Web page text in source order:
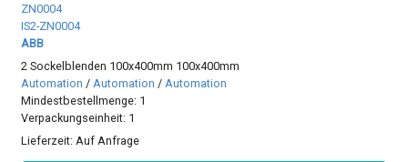
ZN0004
IS2-ZN0004
ABB
2 Sockelblenden 100x400mm 100x400mm
Automation / Automation / Automation
Mindestbestellmenge: 1
Verpackungseinheit: 1
Lieferzeit:Auf Anfrage